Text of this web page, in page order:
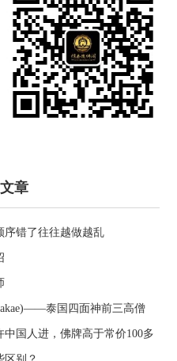
章
序错了往往越做越乱
泰国四面神前三高僧
国人进，佛牌高于常价100多